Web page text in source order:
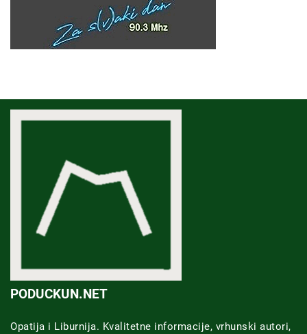
PODUCKUN.NET
Opatija i Liburnija. Kvalitetne informacije, vrhunski autori,